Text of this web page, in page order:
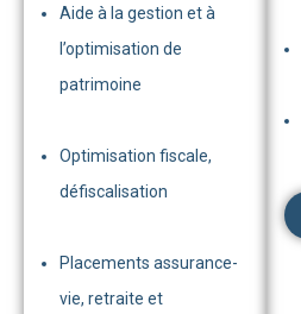
Aide à la gestion et à
l’optimisation de
patrimoine
Optimisation fiscale,
défiscalisation
Placements assurance-
vie, retraite et